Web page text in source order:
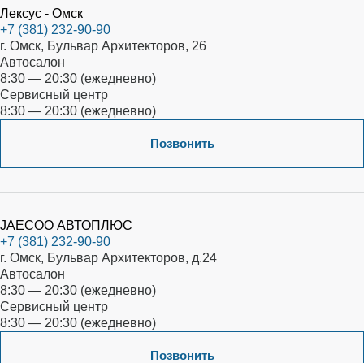
Лексус - Омск
+7 (381) 232-90-90
г. Омск, Бульвар Архитекторов, 26
Автосалон
8:30 — 20:30 (ежедневно)
Сервисный центр
8:30 — 20:30 (ежедневно)
Позвонить
JAECOO АВТОПЛЮС
+7 (381) 232-90-90
г. Омск, Бульвар Архитекторов, д.24
Автосалон
8:30 — 20:30 (ежедневно)
Сервисный центр
8:30 — 20:30 (ежедневно)
Позвонить